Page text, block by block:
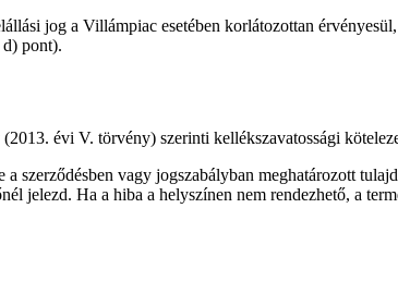
jog a Villámpiac esetében korlátozottan
pont).
évi V. törvény) szerinti kellékszavatossági
szerződésben vagy jogszabályban meghatározott
jelezd. Ha a hiba a helyszínen nem rendezhető, a